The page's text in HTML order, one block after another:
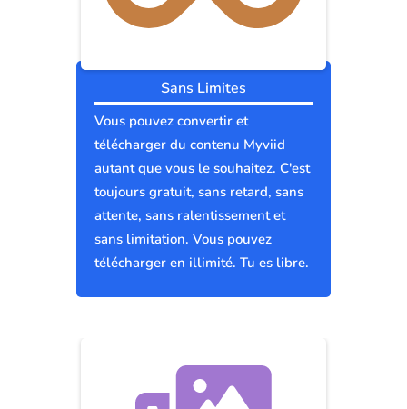
Sans Limites
Vous pouvez convertir et
télécharger du contenu Myviid
autant que vous le souhaitez. C'est
toujours gratuit, sans retard, sans
attente, sans ralentissement et
sans limitation. Vous pouvez
télécharger en illimité. Tu es libre.